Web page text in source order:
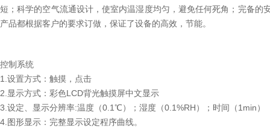
短；科学的空气流通设计，使室内温湿度均匀，避免任何死角；完备
产品都根据客户的要求订做，保证了设备的高效，节能。
控制系统
1.设置方式：触摸，点击
2.显示方式：彩色LCD背光触摸屏中文显示
3.设定、显示分辨率:温度（0.1℃）；湿度（0.1%RH）；时间（1min）
4.图形显示：完整显示设定程序曲线。